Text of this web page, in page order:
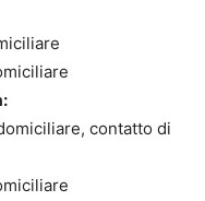
contatto di